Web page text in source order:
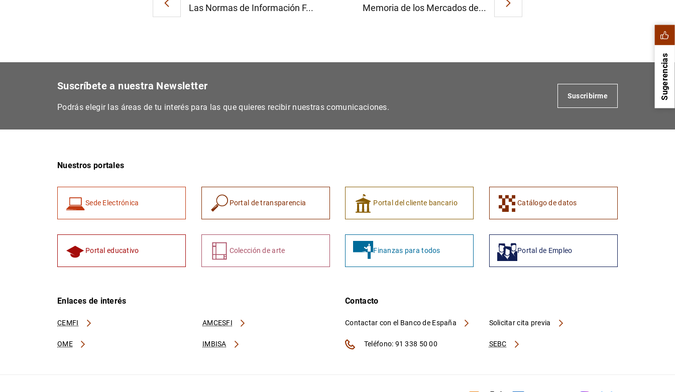
Las Normas de Información F... Memoria de los Mercados de...
Sugerencias
Suscríbete a nuestra Newsletter
Podrás elegir las áreas de tu interés para las que quieres recibir nuestras comunicaciones.
Suscribirme
Nuestros portales
Sede Electrónica Portal de transparencia Portal del cliente bancario Catálogo de datos
Portal educativo Colección de arte Finanzas para todos Portal de Empleo
Enlaces de interés
CEMFI AMCESFI
OME IMBISA
Contacto
Contactar con el Banco de España
SEBC
Solicitar cita previa
Teléfono: 91 338 50 00